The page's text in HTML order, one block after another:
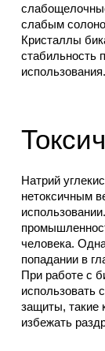
слабым
Кристаллы
стабильность
использования.
Натрий
нетоксичным
человека.
попадании в
При работе с
использовать
защиты, такие
избежать